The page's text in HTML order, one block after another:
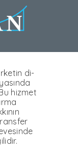
di­
hizmet